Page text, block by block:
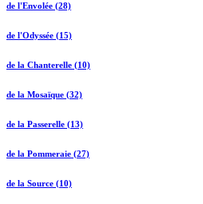
de l'Envolée (28)
de l'Odyssée (15)
de la Chanterelle (10)
de la Mosaïque (32)
de la Passerelle (13)
de la Pommeraie (27)
de la Source (10)